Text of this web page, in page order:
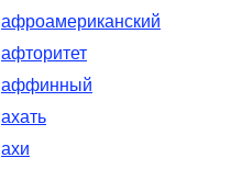
афроамериканский
афторитет
аффинный
ахать
ахи